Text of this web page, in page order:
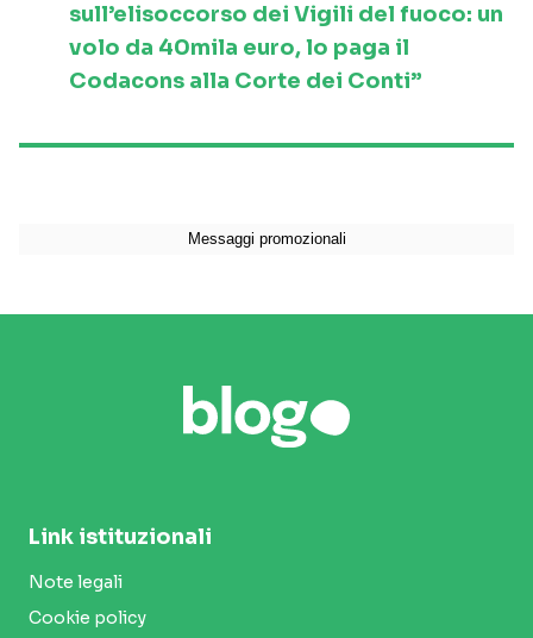
sull’elisoccorso dei Vigili del fuoco: un
volo da 40mila euro, lo paga il
Codacons alla Corte dei Conti”
Link istituzionali
Note legali
Cookie policy